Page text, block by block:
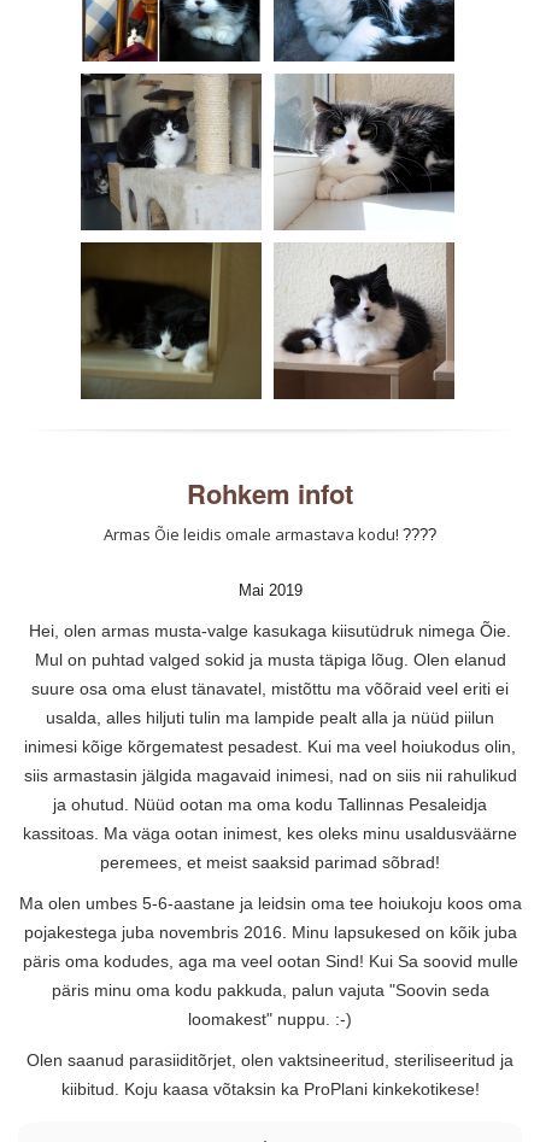
Rohkem infot
Armas Õie leidis omale armastava kodu! ????
Mai 2019
Hei, olen armas musta-valge kasukaga kiisutüdruk nimega Õie.
Mul on puhtad valged sokid ja musta täpiga lõug. Olen elanud
suure osa oma elust tänavatel, mistõttu ma võõraid veel eriti ei
usalda, alles hiljuti tulin ma lampide pealt alla ja nüüd piilun
inimesi kõige kõrgematest pesadest. Kui ma veel hoiukodus olin,
siis armastasin jälgida magavaid inimesi, nad on siis nii rahulikud
ja ohutud. Nüüd ootan ma oma kodu Tallinnas Pesaleidja
kassitoas. Ma väga ootan inimest, kes oleks minu usaldusväärne
peremees, et meist saaksid parimad sõbrad!
Ma olen umbes 5-6-aastane ja leidsin oma tee hoiukoju koos oma
pojakestega juba novembris 2016. Minu lapsukesed on kõik juba
päris oma kodudes, aga ma veel ootan Sind! Kui Sa soovid mulle
päris minu oma kodu pakkuda, palun vajuta "Soovin seda
loomakest" nuppu. :-)
Olen saanud parasiiditõrjet, olen vaktsineeritud, steriliseeritud ja
kiibitud. Koju kaasa võtaksin ka ProPlani kinkekotikese!